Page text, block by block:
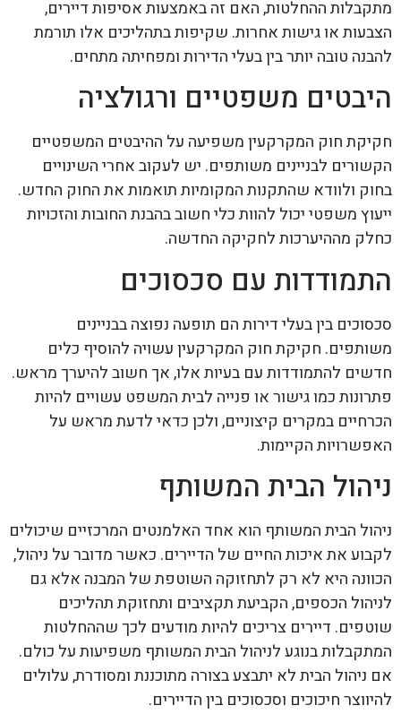
מתקבלות ההחלטות, האם זה באמצעות אסיפות דיירים,
הצבעות או גישות אחרות. שקיפות בתהליכים אלו תורמת
להבנה טובה יותר בין בעלי הדירות ומפחיתה מתחים.
היבטים משפטיים ורגולציה
חקיקת חוק המקרקעין משפיעה על ההיבטים המשפטיים
הקשורים לבניינים משותפים. יש לעקוב אחרי השינויים
בחוק ולוודא שהתקנות המקומיות תואמות את החוק החדש.
ייעוץ משפטי יכול להוות כלי חשוב בהבנת החובות והזכויות
כחלק מההיערכות לחקיקה החדשה.
התמודדות עם סכסוכים
סכסוכים בין בעלי דירות הם תופעה נפוצה בבניינים
משותפים. חקיקת חוק המקרקעין עשויה להוסיף כלים
חדשים להתמודדות עם בעיות אלו, אך חשוב להיערך מראש.
פתרונות כמו גישור או פנייה לבית המשפט עשויים להיות
הכרחיים במקרים קיצוניים, ולכן כדאי לדעת מראש על
האפשרויות הקיימות.
ניהול הבית המשותף
ניהול הבית המשותף הוא אחד האלמנטים המרכזיים שיכולים
לקבוע את איכות החיים של הדיירים. כאשר מדובר על ניהול,
הכוונה היא לא רק לתחזוקה השוטפת של המבנה אלא גם
לניהול הכספים, הקביעת תקציבים ותחזוקת תהליכים
שוטפים. דיירים צריכים להיות מודעים לכך שההחלטות
המתקבלות בנוגע לניהול הבית המשותף משפיעות על כולם.
אם ניהול הבית לא יתבצע בצורה מתוכננת ומסודרת, עלולים
להיווצר חיכוכים וסכסוכים בין הדיירים.